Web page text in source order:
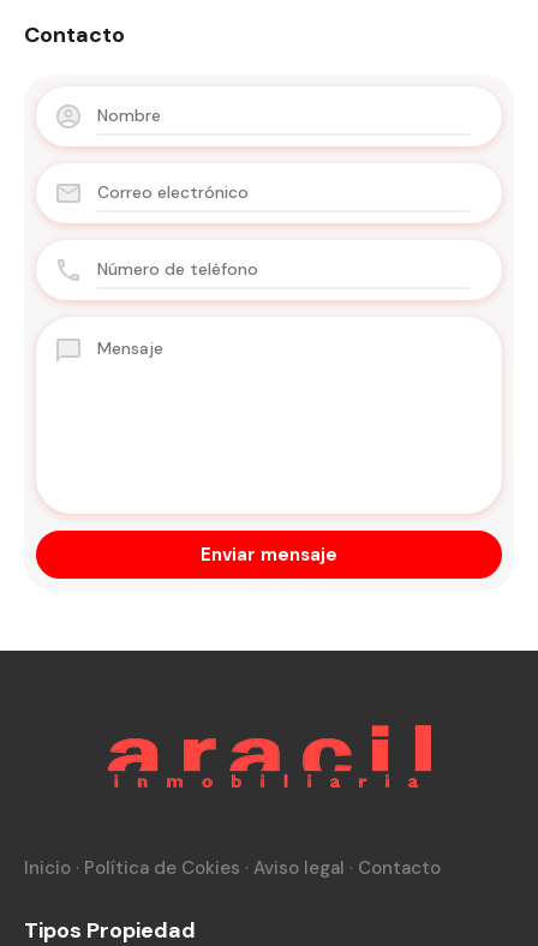
Contacto
Inicio · Política de Cokies · Aviso legal · Contacto
Tipos Propiedad